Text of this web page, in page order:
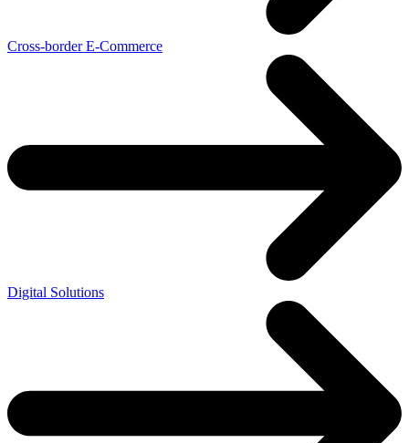
Cross-border E-Commerce
Digital Solutions